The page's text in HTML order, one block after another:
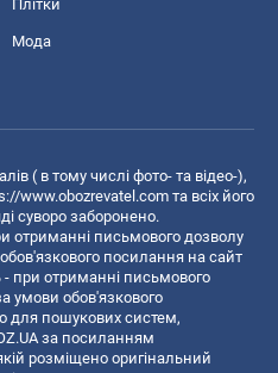
Плітки
Мода
( в тому числі фото- та відео-),
www.obozrevatel.com та всіх його
суворо заборонено.
отриманні письмового дозволу
посилання на сайт
- при отриманні письмового
умови обов'язкового
для пошукових систем,
за посиланням
розміщено оригінальний